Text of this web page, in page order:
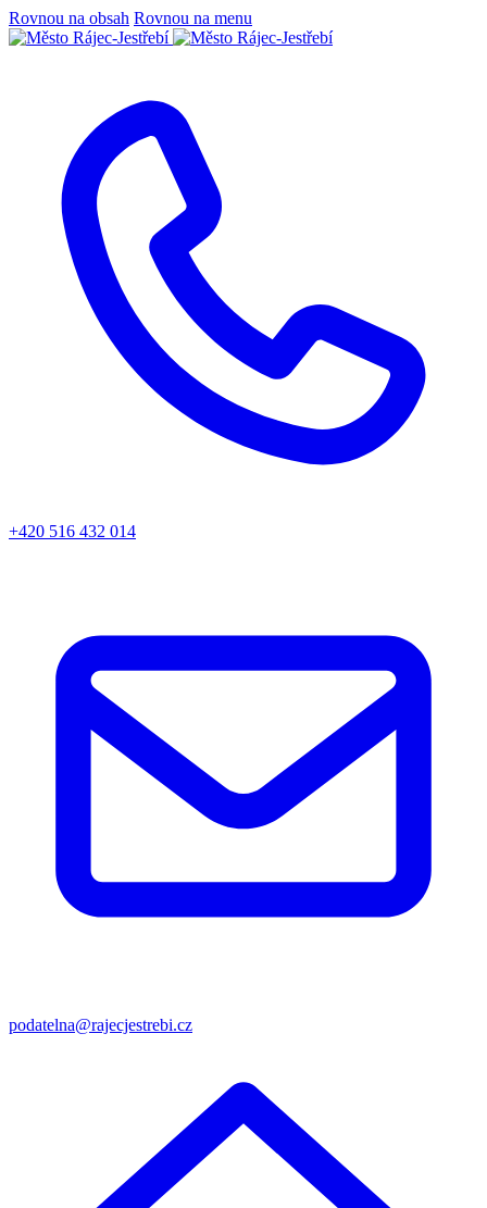
Rovnou na obsah Rovnou na menu
+420 516 432 014
podatelna@rajecjestrebi.cz